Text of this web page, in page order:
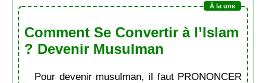
Comment Se Convertir à l’Islam
? Devenir Musulman
Pour devenir musulman, il faut PRONONCER